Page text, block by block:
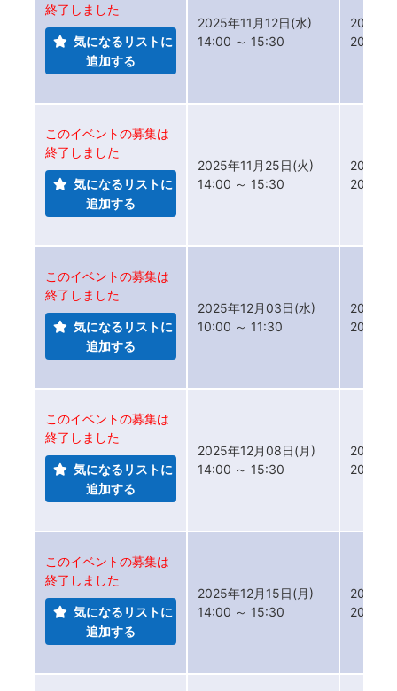
終了しました
気になるリストに
追加する
2025年11月12日(水)
14:00 ～ 15:30
2025年
2025年
このイベントの募集は
終了しました
気になるリストに
追加する
2025年11月25日(火)
14:00 ～ 15:30
2025年
2025年
このイベントの募集は
終了しました
気になるリストに
追加する
2025年12月03日(水)
10:00 ～ 11:30
2025年
2025年
このイベントの募集は
終了しました
気になるリストに
追加する
2025年12月08日(月)
14:00 ～ 15:30
2025年
2025年
このイベントの募集は
終了しました
気になるリストに
追加する
2025年12月15日(月)
14:00 ～ 15:30
2025年
2025年